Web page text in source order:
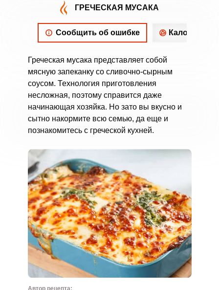
ГРЕЧЕСКАЯ МУСАКА
Сообщить об ошибке
Греческая мусака представляет собой
мясную запеканку со сливочно-сырным
соусом. Технология приготовления
несложная, поэтому справится даже
начинающая хозяйка. Но зато вы вкусно и
сытно накормите всю семью, да еще и
познакомитесь с греческой кухней.
Автор рецепта: